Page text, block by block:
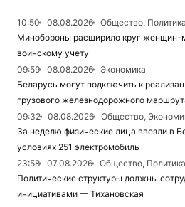
10:50 08.08.2026
Общество, Политика
Минобороны расширило круг женщин-
воинскому учету
09:59
08.08.2026
Экономика
Беларусь могут подключить к
грузового железнодорожного
09:32
08.08.2026
Общество,
За неделю физические лица ввезли в
условиях 251 электромобиль
23:58
07.08.2026
Общество, Политика
Политические структуры должны
инициативами — Тихановская